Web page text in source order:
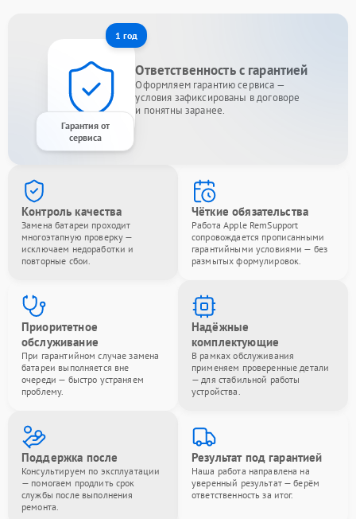
1 год
Гарантия от
сервиса
Ответственность с гарантией
Оформляем гарантию сервиса —
условия зафиксированы в договоре
и понятны заранее.
Контроль качества
Замена батареи проходит
многоэтапную проверку —
исключаем недоработки и
повторные сбои.
Чёткие обязательства
Работа Apple RemSupport
сопровождается прописанными
гарантийными условиями — без
размытых формулировок.
Приоритетное
обслуживание
При гарантийном случае замена
батареи выполняется вне
очереди — быстро устраняем
проблему.
Надёжные
комплектующие
В рамках обслуживания
применяем проверенные детали
— для стабильной работы
устройства.
Поддержка после
Консультируем по эксплуатации
— помогаем продлить срок
службы после выполнения
ремонта.
Результат под гарантией
Наша работа направлена на
уверенный результат — берём
ответственность за итог.